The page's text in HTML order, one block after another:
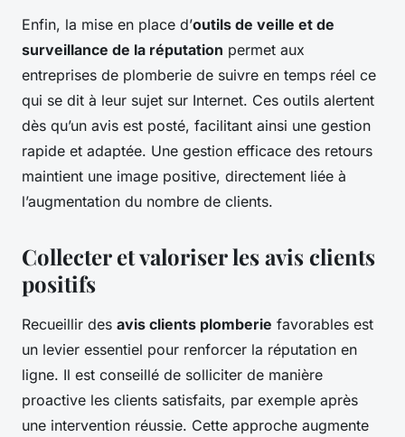
Enfin, la mise en place d’outils de veille et de
surveillance de la réputation permet aux
entreprises de plomberie de suivre en temps réel ce
qui se dit à leur sujet sur Internet. Ces outils alertent
dès qu’un avis est posté, facilitant ainsi une gestion
rapide et adaptée. Une gestion efficace des retours
maintient une image positive, directement liée à
l’augmentation du nombre de clients.
Collecter et valoriser les avis clients
positifs
Recueillir des avis clients plomberie favorables est
un levier essentiel pour renforcer la réputation en
ligne. Il est conseillé de solliciter de manière
proactive les clients satisfaits, par exemple après
une intervention réussie. Cette approche augmente